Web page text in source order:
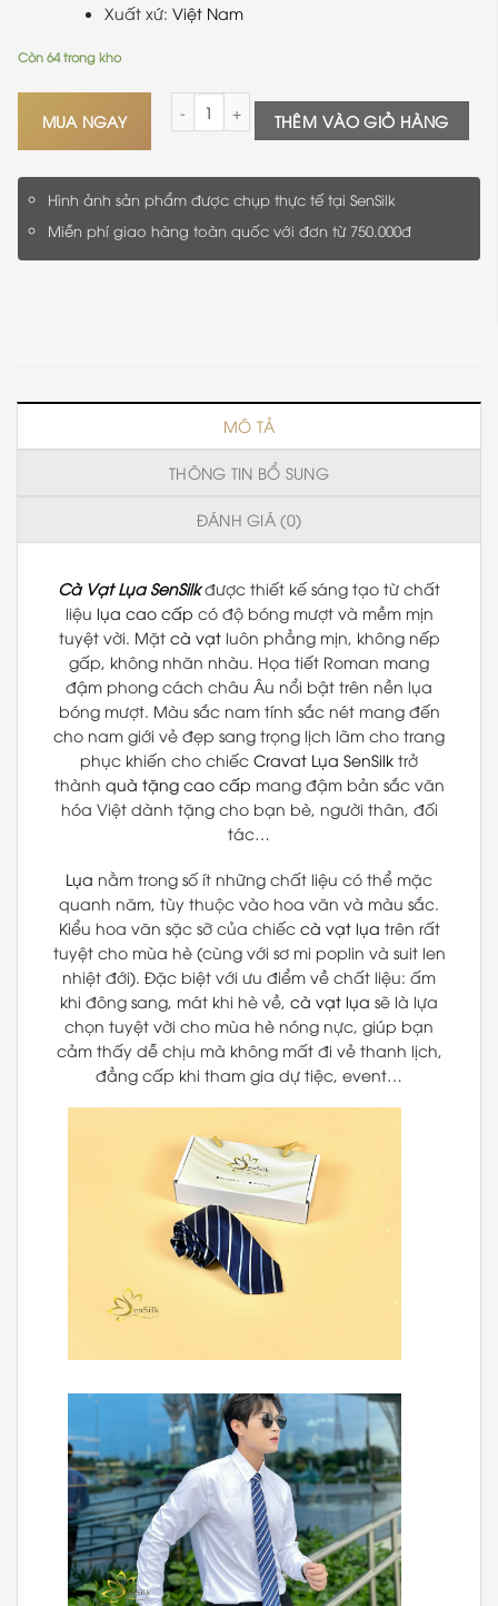
Xuất xứ:Việt Nam
Còn 64 trong kho
MUA NGAY
Cà Vạt Lụa Cao Cấp SenSilk CAVAT09 - Đẳng
THÊM VÀO GIỎ HÀNG
Hình ảnh sản phẩm được chụp thực tế tại SenSilk
Miễn phí giao hàng toàn quốc với đơn từ 750.000đ
MÔ TẢ
THÔNG TIN BỔ SUNG
ĐÁNH GIÁ (0)
Cà Vạt Lụa SenSilkđược thiết kế sáng tạo từ chất
liệu lụa cao cấp có độ bóng mượt và mềm mịn
tuyệt vời. Mặt cà vạtluôn phẳng mịn, không nếp
gấp, không nhăn nhàu. Họa tiết Roman mang
đậm phong cách châu Âu nổi bật trên nền lụa
bóng mượt. Màu sắc nam tính sắc nét mang đến
cho nam giới vẻ đẹp sang trọng lịch lãm cho trang
phục khiến cho chiếc Cravat Lụa SenSilk trở
thành quà tặng cao cấp mang đậm bản sắc văn
hóa Việt dành tặng cho bạn bè, người thân, đối
tác…
Lụa nằm trong số ít những chất liệu có thể mặc
quanh năm, tùy thuộc vào hoa văn và màu sắc.
Kiểu hoa văn sặc sỡ của chiếc cà vạt lụa trên rất
tuyệt cho mùa hè (cùng với sơ mi poplin và suit len
nhiệt đới). Đặc biệt với ưu điểm về chất liệu: ấm
khi đông sang, mát khi hè về, cà vạt lụa sẽ là lựa
chọn tuyệt vời cho mùa hè nóng nực, giúp bạn
cảm thấy dễ chịu mà không mất đi vẻ thanh lịch,
đẳng cấp khi tham gia dự tiệc, event…